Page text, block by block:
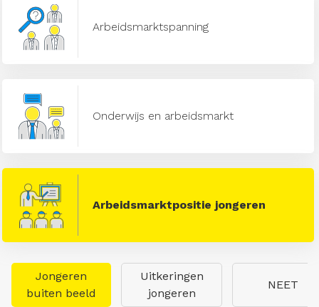
Arbeidsmarktspanning
Onderwijs en arbeidsmarkt
Arbeidsmarktpositie jongeren
Jongeren
buiten beeld
Uitkeringen
jongeren
NEET